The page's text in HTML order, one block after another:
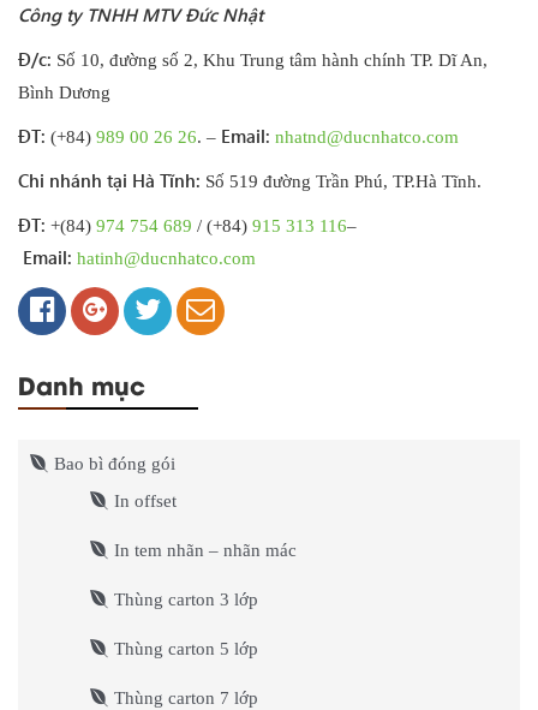
Công ty TNHH MTV Đức Nhật
Đ/c: Số 10, đường số 2, Khu Trung tâm hành chính TP. Dĩ An,
Bình Dương
ĐT: (+84) 989 00 26 26. – Email: nhatnd@ducnhatco.com
Chi nhánh tại Hà Tĩnh: Số 519 đường Trần Phú, TP.Hà Tĩnh.
ĐT: +(84) 974 754 689 / (+84) 915 313 116–
Email: hatinh@ducnhatco.com
Danh mục
Bao bì đóng gói
In offset
In tem nhãn – nhãn mác
Thùng carton 3 lớp
Thùng carton 5 lớp
Thùng carton 7 lớp